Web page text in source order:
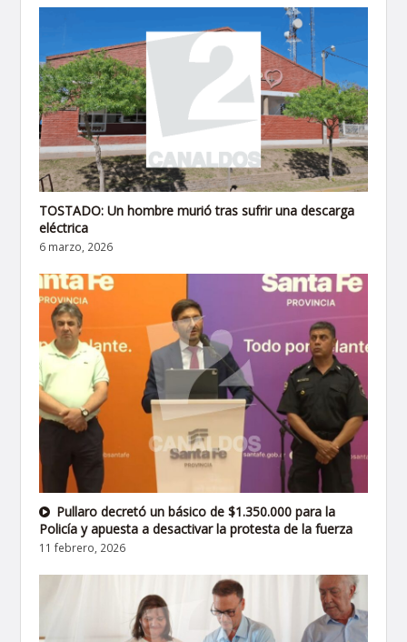
TOSTADO: Un hombre murió tras sufrir una descarga
eléctrica
6 marzo, 2026
Pullaro decretó un básico de $1.350.000 para la
Policía y apuesta a desactivar la protesta de la fuerza
11 febrero, 2026